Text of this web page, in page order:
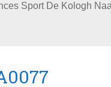
Sport De Kologh